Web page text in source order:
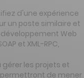
d'une expérience
un poste similaire et
Web
et XML-RPC,
les projets et
de mener